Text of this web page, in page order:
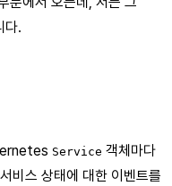
다.
Service 객체마다
비스 상태에 대한 이벤트를